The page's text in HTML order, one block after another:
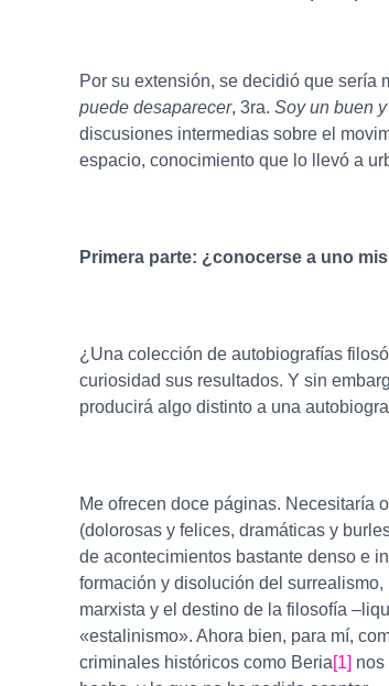
Por su extensión, se decidió que sería
puede desaparecer, 3ra. Soy un buen
discusiones intermedias sobre el
espacio, conocimiento que lo llevó a
Primera parte: ¿conocerse a uno
¿Una colección de autobiografías
curiosidad sus resultados. Y sin
producirá algo distinto a una
Me ofrecen doce páginas. Necesitaría
(dolorosas y felices, dramáticas y
de acontecimientos bastante denso e
formación y disolución del
marxista y el destino de la filosofía
«estalinismo». Ahora bien, para mí,
criminales históricos como Beria[1] nos